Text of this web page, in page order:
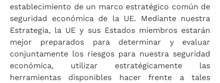
establecimiento de un marco estratégico común de
seguridad económica de la UE. Mediante nuestra
Estrategia, la UE y sus Estados miembros estarán
mejor preparados para determinar y evaluar
conjuntamente los riesgos para nuestra seguridad
económica, utilizar estratégicamente las
herramientas disponibles hacer frente a tales